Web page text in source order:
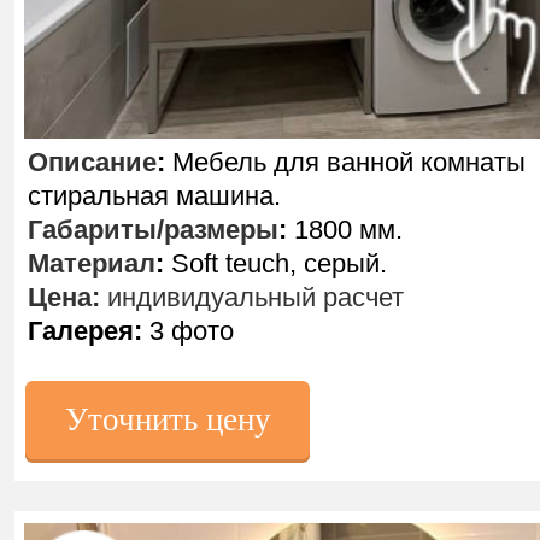
Уточнить цену
Описание: Мебель для ванной комнаты
стиральная машина.
Габариты/размеры: 1800 мм.
Материал: Soft teuch, серый.
Цена: индивидуальный расчет
Галерея: 3 фото